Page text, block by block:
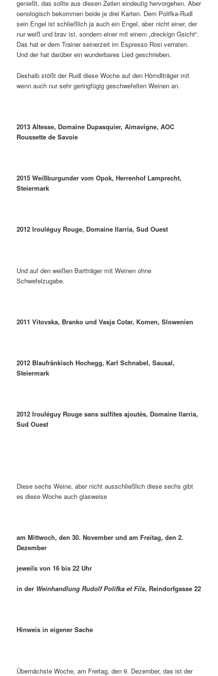
genießt, das sollte aus diesen Zeilen eindeutig hervorgehen. Aber
oenologisch bekommen beide je drei Karten. Dem Polifka-Rudl
sein Engel ist schließlich ja auch ein Engel, aber nicht einer, der
nur weiß und brav ist, sondern einer mit einem „dreckign Gsicht“.
Das hat er dem Trainer seinerzeit im Espresso Rosi verraten.
Und der hat darüber ein wunderbares Lied geschrieben.
Deshalb stößt der Rudl diese Woche auf den Hörndlträger mit
wenn auch nur sehr geringfügig geschwefelten Weinen an.
2013 Altesse, Domaine Dupasquier, Aimavigne, AOC
Roussette de Savoie
2015 Weißburgunder vom Opok, Herrenhof Lamprecht,
Steiermark
2012 Irouléguy Rouge, Domaine Ilarria, Sud Ouest
Und auf den weißen Bartträger mit Weinen ohne
Schwefelzugabe.
2011 Vitovska, Branko und Vasja Cotar, Komen, Slowenien
2012 Blaufränkisch Hochegg, Karl Schnabel, Sausal,
Steiermark
2012 Irouléguy Rouge sans sulfites ajoutés, Domaine Ilarria,
Sud Ouest
Diese sechs Weine, aber nicht ausschließlich diese sechs gibt
es diese Woche auch glasweise
am Mittwoch, den 30. November und am Freitag, den 2.
Dezember
jeweils von 16 bis 22 Uhr
in der Weinhandlung Rudolf Polifka et Fils, Reindorfgasse 22
Hinweis in eigener Sache
Übernächste Woche, am Freitag, den 9. Dezember, das ist der